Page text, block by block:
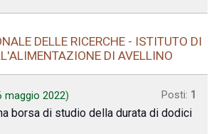
DELLE RICERCHE - ISTITUTO DI
DI AVELLINO
maggio 2022) Posti: 1
borsa di studio della durata di dodici